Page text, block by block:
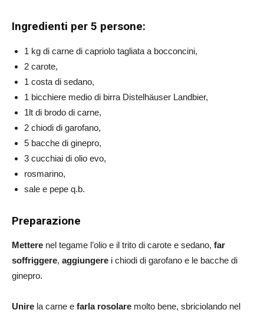
Ingredienti per 5 persone:
1 kg di carne di capriolo tagliata a bocconcini,
2 carote,
1 costa di sedano,
1 bicchiere medio di birra Distelhäuser Landbier,
1lt di brodo di carne,
2 chiodi di garofano,
5 bacche di ginepro,
3 cucchiai di olio evo,
rosmarino,
sale e pepe q.b.
Preparazione
Mettere nel tegame l’olio e il trito di carote e sedano, far
soffriggere, aggiungere i chiodi di garofano e le bacche di
ginepro.
Unire la carne e farla rosolare molto bene, sbriciolando nel